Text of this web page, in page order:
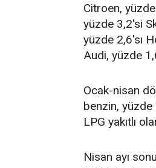
Citroen,
yüzde 3,2'si
yüzde 2,6'sı
Audi, yüzde
Ocak-nisan
benzin,
LPG yakıtlı
Nisan ayı